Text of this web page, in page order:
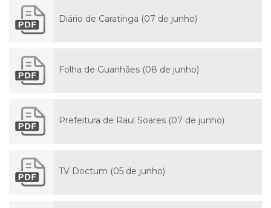
Diário de Caratinga (07 de junho)
Folha de Guanhães (08 de junho)
Prefeitura de Raul Soares (07 de junho)
TV Doctum (05 de junho)